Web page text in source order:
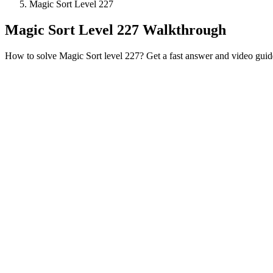
Magic Sort Level 227
Magic Sort Level 227 Walkthrough
How to solve Magic Sort level 227? Get a fast answer and video